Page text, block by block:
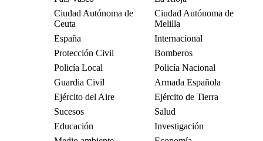
Ciudad Autónoma de
Ceuta
Ciudad Autónoma de
Melilla
España
Internacional
Protección Civil
Bomberos
Policía Local
Policía Nacional
Guardia Civil
Armada Española
Ejército del Aire
Ejército de Tierra
Sucesos
Salud
Educación
Investigación